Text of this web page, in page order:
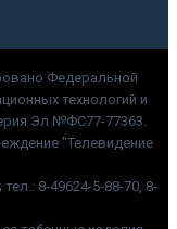
Федеральной
технологий и
Эл №ФС77-77363.
"Телевидение
8-49624-5-88-70, 8-